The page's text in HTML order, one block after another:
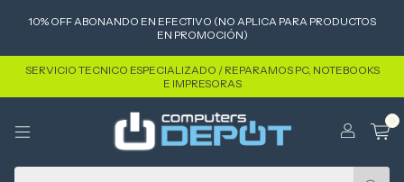
10% OFF ABONANDO EN EFECTIVO (NO APLICA PARA PRODUCTOS
EN PROMOCIÓN)
SERVICIO TECNICO ESPECIALIZADO / REPARAMOS PC, NOTEBOOKS
E IMPRESORAS